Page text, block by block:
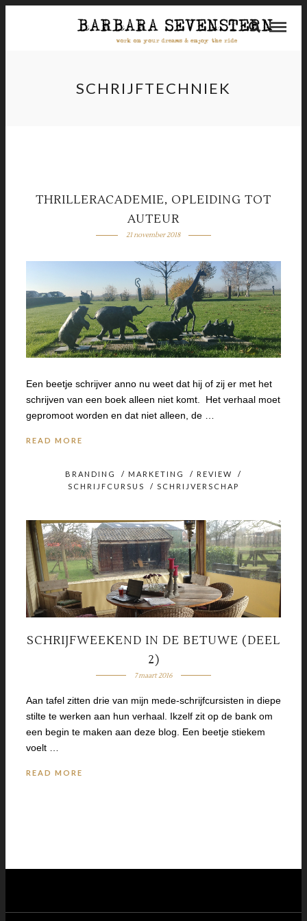
SCHRIJFTECHNIEK
THRILLERACADEMIE, OPLEIDING TOT
AUTEUR
21 november 2018
Een beetje schrijver anno nu weet dat hij of zij er met het
schrijven van een boek alleen niet komt. Het verhaal moet
gepromoot worden en dat niet alleen, de …
READ MORE
BRANDING / MARKETING / REVIEW
/
SCHRIJFCURSUS
/ SCHRIJVERSCHAP
SCHRIJFWEEKEND IN DE BETUWE (DEEL
2)
7 maart 2016
Aan tafel zitten drie van mijn mede-schrijfcursisten in diepe
stilte te werken aan hun verhaal. Ikzelf zit op de bank om
een begin te maken aan deze blog. Een beetje stiekem
voelt …
READ MORE